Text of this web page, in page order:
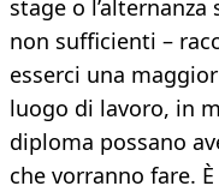
stage o
non sufficienti –
esserci una
luogo di lavoro, in
diploma possano
che vorranno fare.